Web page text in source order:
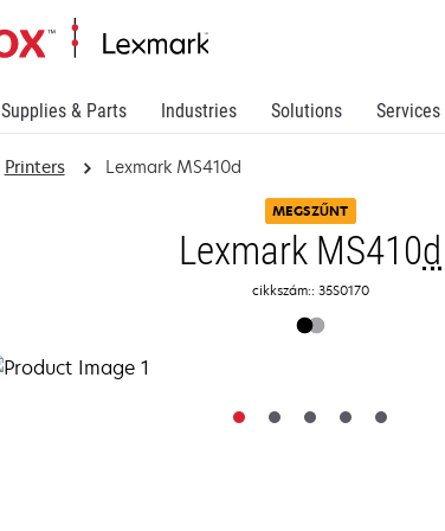
Supplies & Parts Industries Solutions Services
Printers Lexmark MS410d
MEGSZŰNT
Lexmark MS410d
cikkszám:: 35S0170